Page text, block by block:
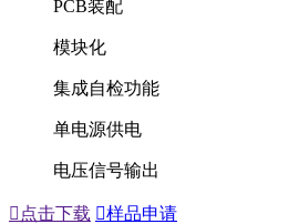
PCB装配
模块化
集成自检功能
单电源供电
电压信号输出
 点击下载 样品申请